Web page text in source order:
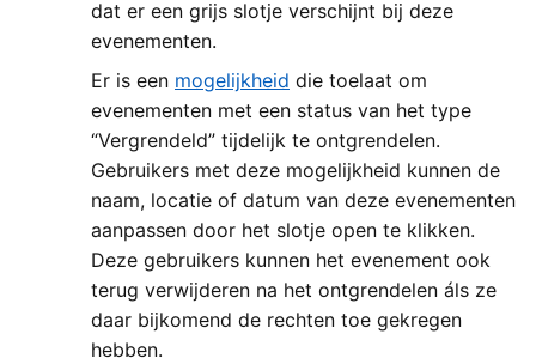
dat er een grijs slotje verschijnt bij deze
evenementen.
Er is een mogelijkheid die toelaat om
evenementen met een status van het type
“Vergrendeld” tijdelijk te ontgrendelen.
Gebruikers met deze mogelijkheid kunnen de
naam, locatie of datum van deze evenementen
aanpassen door het slotje open te klikken.
Deze gebruikers kunnen het evenement ook
terug verwijderen na het ontgrendelen áls ze
daar bijkomend de rechten toe gekregen
hebben.